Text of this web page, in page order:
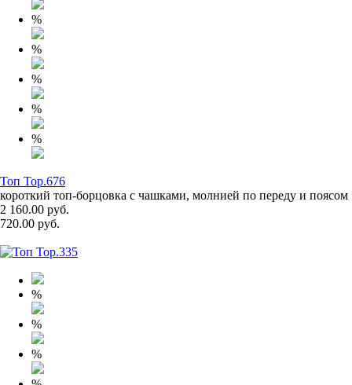
%
%
%
%
%
Топ Top.676
короткий топ-борцовка с чашками, молнией по переду и поясом
2 160.00 руб.
720.00 руб.
%
%
%